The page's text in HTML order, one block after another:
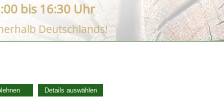
Details auswählen
bis 16:30 Uhr
Deutschlands!
Vertrag widerrufen